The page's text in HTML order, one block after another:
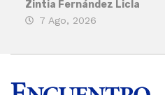
Zintia Fernández Licla
7 Ago, 2026